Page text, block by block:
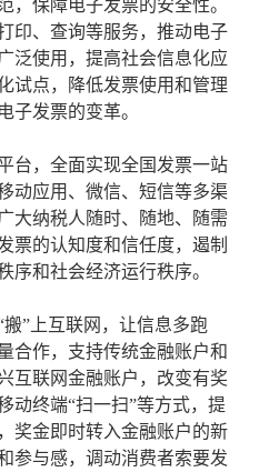
，保障电子发票的安全性。
印、查询等服务，推动电子
泛使用，提高社会信息化应
试点，降低发票使用和管理
子发票的变革。
台，全面实现全国发票一站
动应用、微信、短信等多渠
大纳税人随时、随地、随需
票的认知度和信任度，遏制
序和社会经济运行秩序。
”上互联网，让信息多跑
合作，支持传统金融账户和
互联网金融账户，改变有奖
动终端“扫一扫”等方式，提
奖金即时转入金融账户的新
参与感，调动消费者索要发